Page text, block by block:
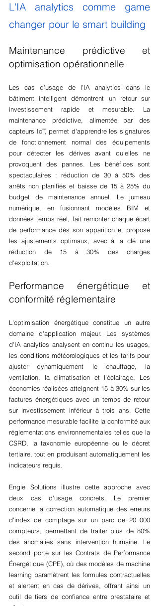
L'IA analytics comme game
changer pour le smart building
Maintenance prédictive et
optimisation opérationnelle
Les cas d'usage de l'IA analytics dans le
bâtiment intelligent démontrent un retour sur
investissement rapide et mesurable. La
maintenance prédictive, alimentée par des
capteurs IoT, permet d'apprendre les signatures
de fonctionnement normal des équipements
pour détecter les dérives avant qu'elles ne
provoquent des pannes. Les bénéfices sont
spectaculaires : réduction de 30 à 50% des
arrêts non planifiés et baisse de 15 à 25% du
budget de maintenance annuel. Le jumeau
numérique, en fusionnant modèles BIM et
données temps réel, fait remonter chaque écart
de performance dès son apparition et propose
les ajustements optimaux, avec à la clé une
réduction de 15 à 30% des charges
d'exploitation.
Performance énergétique et
conformité réglementaire
L'optimisation énergétique constitue un autre
domaine d'application majeur. Les systèmes
d'IA analytics analysent en continu les usages,
les conditions météorologiques et les tarifs pour
ajuster dynamiquement le chauffage, la
ventilation, la climatisation et l'éclairage. Les
économies réalisées atteignent 15 à 30% sur les
factures énergétiques avec un temps de retour
sur investissement inférieur à trois ans. Cette
performance mesurable facilite la conformité aux
réglementations environnementales telles que la
CSRD, la taxonomie européenne ou le décret
tertiaire, tout en produisant automatiquement les
indicateurs requis.
Engie Solutions illustre cette approche avec
deux cas d'usage concrets. Le premier
concerne la correction automatique des erreurs
d'index de comptage sur un parc de 20 000
compteurs, permettant de traiter plus de 80%
des anomalies sans intervention humaine. Le
second porte sur les Contrats de Performance
Énergétique (CPE), où des modèles de machine
learning paramètrent les formules contractuelles
et alertent en cas de dérives, offrant ainsi un
outil de tiers de confiance entre prestataire et